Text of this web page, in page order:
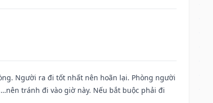
Người ra đi tốt nhất nên hoãn lại. Phòng người
tránh đi vào giờ này. Nếu bắt buộc phải đi